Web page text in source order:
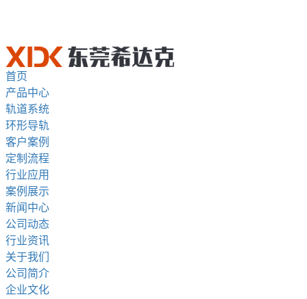
首页
产品中心
轨道系统
环形导轨
客户案例
定制流程
行业应用
案例展示
新闻中心
公司动态
行业资讯
关于我们
公司简介
企业文化